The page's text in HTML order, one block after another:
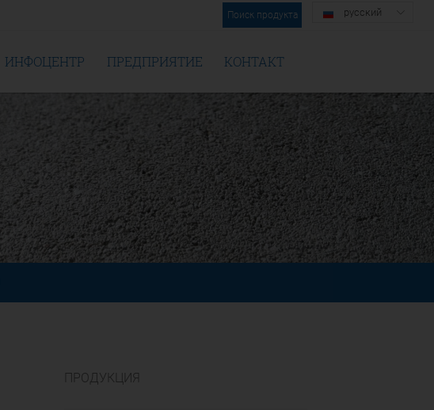
Поиск продукта русский
ИНФОЦЕНТР ПРЕДПРИЯТИЕ КОНТАКТ
ПРОДУКЦИЯ